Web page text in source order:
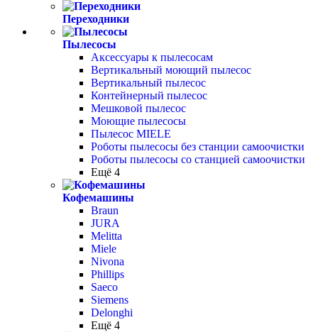
Переходники
Пылесосы
Аксессуары к пылесосам
Вертикальный моющий пылесос
Вертикальный пылесос
Контейнерный пылесос
Мешковой пылесос
Моющие пылесосы
Пылесос MIELE
Роботы пылесосы без станции самоочистки
Роботы пылесосы со станцией самоочистки
Ещё 4
Кофемашины
Braun
JURA
Melitta
Miele
Nivona
Phillips
Saeco
Siemens
Delonghi
Ещё 4